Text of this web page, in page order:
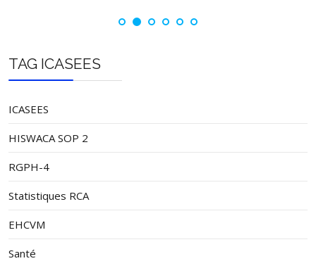
TAG ICASEES
ICASEES
HISWACA SOP 2
RGPH-4
Statistiques RCA
EHCVM
Santé